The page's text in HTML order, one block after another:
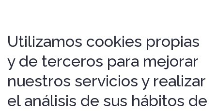
Utilizamos cookies propias
y de terceros para mejorar
nuestros servicios y realizar
el análisis de sus hábitos de